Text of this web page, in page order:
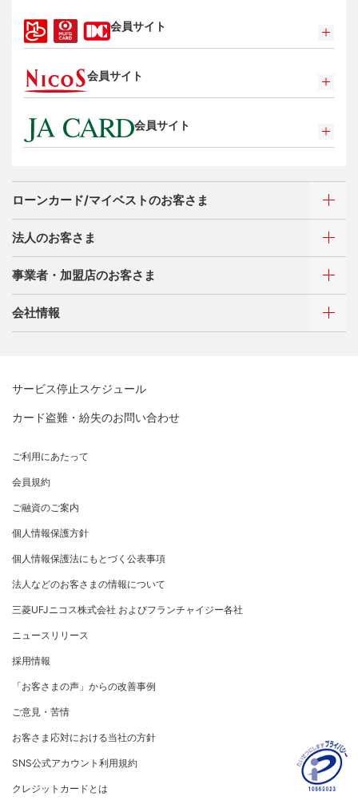
Apple Pay
タッチ決済
会員サイト
特典・サービス
カードローン・キャッシング
サイトマップ
会員サイト
特典・サービス
キャッシング
お客さまサポート
サイトマップ
会員サイト
特典・サービス
選べるお支払方法
キャッシング
お客さまサポート
サイトマップ
ローンカード/マイベストのお客さま
ATMネットワーク
各種照会・お手続き
三菱UFJニコス ローンカード 各種規約
法人のお客さま
三菱ＵＦＪカード会員の方
NICOSカード会員の方
al Service
大規模企業のお客さまだけにご利用いただけるサービス
各種照会・お手続き
法人向けポータルサイト
事業者・加盟店のお客さま
お取り扱いいただけるカード情報とお支払い情報
新規加盟に関するお問い合わせ
加盟店契約のあるお客さま
個人情報のお取り扱いに関するお願い
[EC加盟店さまへ] 情報漏えい対策のお願い
[EC加盟店さまへ] 不正ログイン対策のお願い
[EC加盟店さまへ] EMV3Dセキュアの導入について
[対面加盟店さまへ] 不正利用対策のお願い
ご契約店舗追加のご案内
お取扱種別のご案内
「三菱UFJニコスギフトカード」お取り扱いに関するご
注意点（加盟店さま向け）
カード処理時のご注意事項
サービス・ソリューション
ト）
セキュリティサービス
よくあるご質問
事業者・加盟店のお客さま
会社情報
経営ビジョン・行動規範
ごあいさつ
会社概要
事業内容
企業姿勢・ポリシー
リスク管理
マネー・ローンダリングおよびテロ資金供与等の対策に
関する取り組み
個人情報保護方針
クレジットポリシー
金融商品販売などの勧誘方針
お客さま応対における当社の方針
サステナビリティへの取り組み
サステナビリティへの取り組み
SDGsの達成に向けて
復興支援活動
お客さまに寄り添う
従業員とともに
MUFGグループ/サステナビリティサイト
ニュースリリース
お問い合わせ
重要なお知らせ
サービス停止スケジュール
カード盗難・紛失のお問い合わせ
ご利用にあたって
会員規約
ご融資のご案内
個人情報保護方針
個人情報保護法にもとづく公表事項
法人などのお客さまの情報について
三菱UFJニコス株式会社 およびフランチャイジー各社
ニュースリリース
採用情報
「お客さまの声」からの改善事例
ご意見・苦情
お客さま応対における当社の方針
SNS公式アカウント利用規約
クレジットカードとは